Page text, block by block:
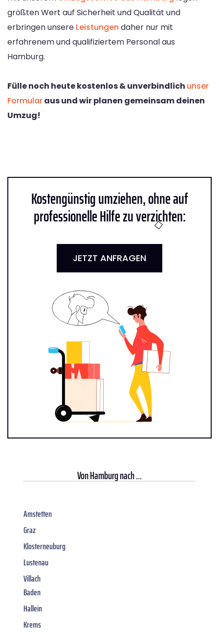
größten Wert auf Sicherheit und Qualität und
erbringen unsere Leistungen daher nur mit
erfahrenem und qualifiziertem Personal aus
Hamburg.
Fülle noch heute kostenlos & unverbindlich unser
Formularaus und wir planen gemeinsam deinen
Umzug!
Kostengünstig umziehen, ohne auf
professionelle Hilfe zu verzichten:
JETZT ANFRAGEN
VonHamburgnach ...
Amstetten
Graz
Klosterneuburg
Lustenau
Villach
Baden
Hallein
Krems